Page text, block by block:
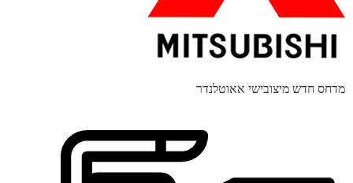
מדחס חדש מיצובישי אאוטלנדר